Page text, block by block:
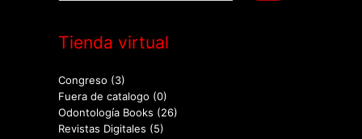
Tienda virtual
Congreso (3)
Fuera de catalogo (0)
Odontología Books (26)
Revistas Digitales (5)